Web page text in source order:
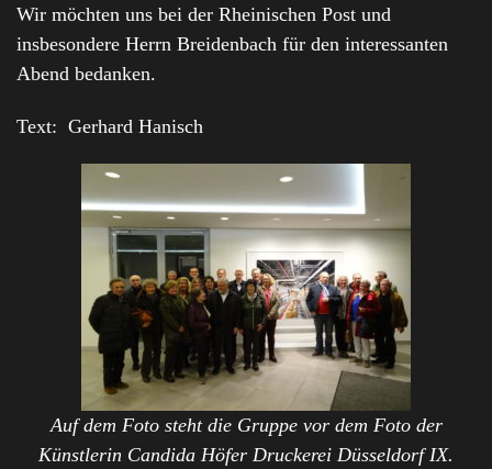
Wir möchten uns bei der Rheinischen Post und
insbesondere Herrn Breidenbach für den interessanten
Abend bedanken.
Text: Gerhard Hanisch
Auf dem Foto steht die Gruppe vor dem Foto der
Künstlerin Candida Höfer Druckerei Düsseldorf IX.